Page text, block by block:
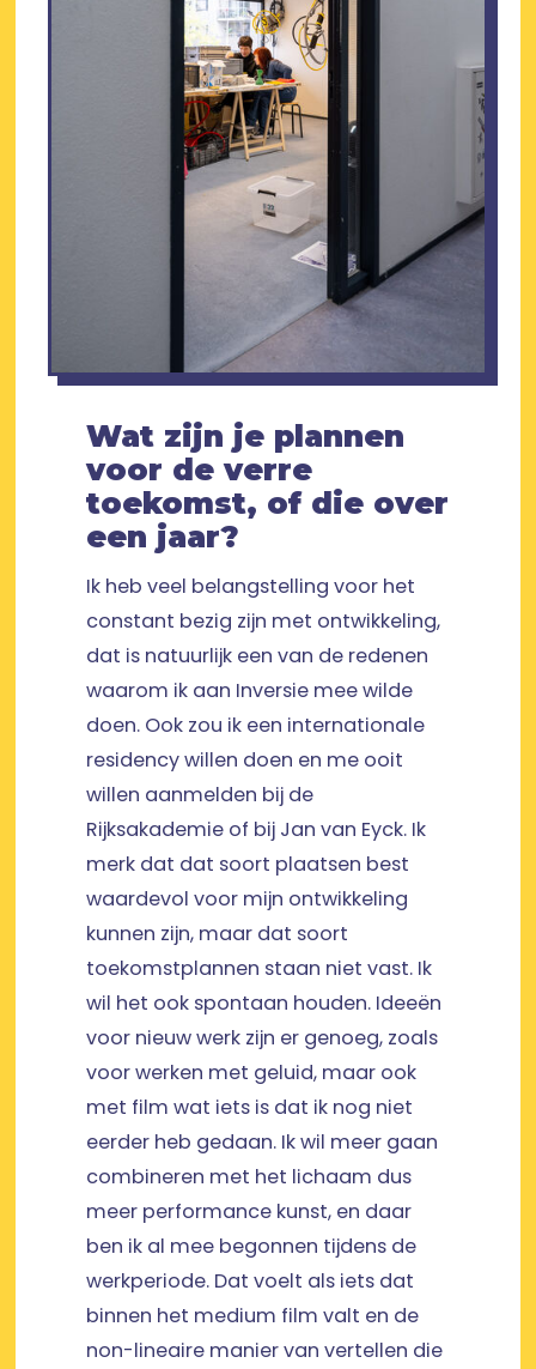
Wat zijn je plannen
voor de verre
toekomst, of die over
een jaar?
Ik heb veel belangstelling voor het
constant bezig zijn met ontwikkeling,
dat is natuurlijk een van de redenen
waarom ik aan Inversie mee wilde
doen. Ook zou ik een internationale
residency willen doen en me ooit
willen aanmelden bij de
Rijksakademie of bij Jan van Eyck. Ik
merk dat dat soort plaatsen best
waardevol voor mijn ontwikkeling
kunnen zijn, maar dat soort
toekomstplannen staan niet vast. Ik
wil het ook spontaan houden. Ideeën
voor nieuw werk zijn er genoeg, zoals
voor werken met geluid, maar ook
met film wat iets is dat ik nog niet
eerder heb gedaan. Ik wil meer gaan
combineren met het lichaam dus
meer performance kunst, en daar
ben ik al mee begonnen tijdens de
werkperiode. Dat voelt als iets dat
binnen het medium film valt en de
non-lineaire manier van vertellen die